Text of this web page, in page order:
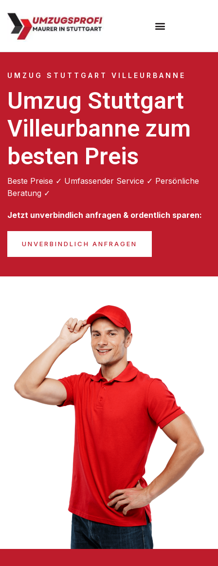
UMZUG STUTTGART VILLEURBANNE
Umzug Stuttgart
Villeurbanne zum
besten Preis
Beste Preise ✓ Umfassender Service ✓ Persönliche
Beratung ✓
Jetzt unverbindlich anfragen & ordentlich sparen:
UNVERBINDLICH ANFRAGEN